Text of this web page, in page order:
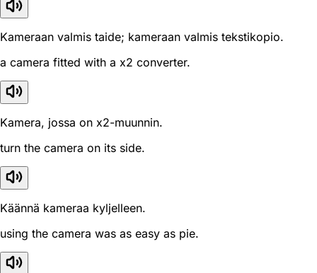
Kameraan valmis taide; kameraan valmis tekstikopio.
a camera fitted with a x2 converter.
Kamera, jossa on x2-muunnin.
turn the camera on its side.
Käännä kameraa kyljelleen.
using the camera was as easy as pie.